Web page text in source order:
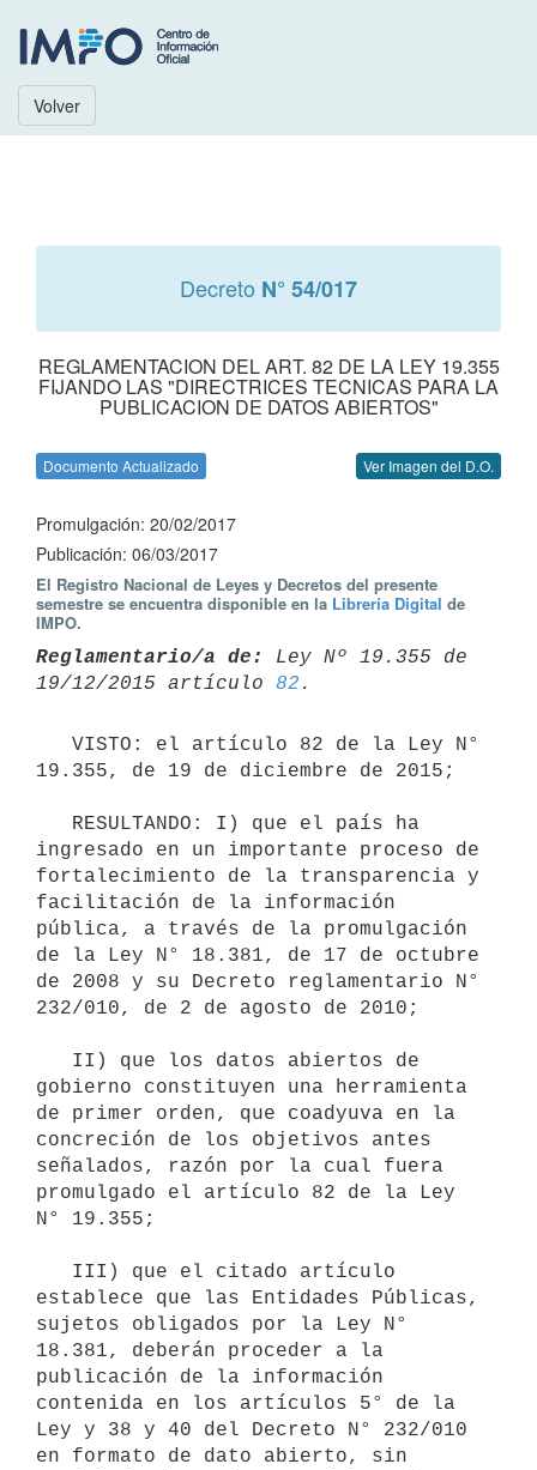
Volver
Decreto N° 54/017
REGLAMENTACION DEL ART. 82 DE LA LEY 19.355
FIJANDO LAS "DIRECTRICES TECNICAS PARA LA
PUBLICACION DE DATOS ABIERTOS"
Documento Actualizado Ver Imagen del D.O.
Promulgación: 20/02/2017
Publicación: 06/03/2017
El Registro Nacional de Leyes y Decretos del presente
semestre se encuentra disponible en la Librería Digital de
IMPO.
Reglamentario/a de:
Ley Nº 19.355 de
19/12/2015 artículo 82
19.355, de 19 de diciembre de 2015;
ingresado en un importante proceso de
fortalecimiento de la transparencia y
facilitación de la información
pública, a través de la promulgación
de la Ley N° 18.381, de 17 de octubre
de 2008 y su Decreto reglamentario N°
232/010, de 2 de agosto de 2010;
gobierno constituyen una herramienta
de primer orden, que coadyuva en la
concreción de los objetivos antes
señalados, razón por la cual fuera
promulgado el artículo 82 de la Ley
N° 19.355;
establece que las Entidades Públicas,
sujetos obligados por la Ley N°
18.381, deberán proceder a la
publicación de la información
contenida en los artículos 5° de la
Ley y 38 y 40 del Decreto N° 232/010
en formato de dato abierto, sin